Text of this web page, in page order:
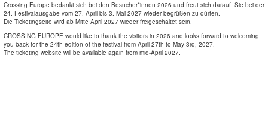
Crossing Europe bedankt sich bei den Besucher*innen 2026 und freut sich darauf, Sie bei der
24. Festivalausgabe vom 27. April bis 3. Mai 2027 wieder begrüßen zu dürfen.
Die Ticketingseite wird ab Mitte April 2027 wieder freigeschaltet sein.
CROSSING EUROPE would like to thank the visitors in 2026 and looks forward to welcoming
you back for the 24th edition of the festival from April 27th to May 3rd, 2027.
The ticketing website will be available again from mid-April 2027.